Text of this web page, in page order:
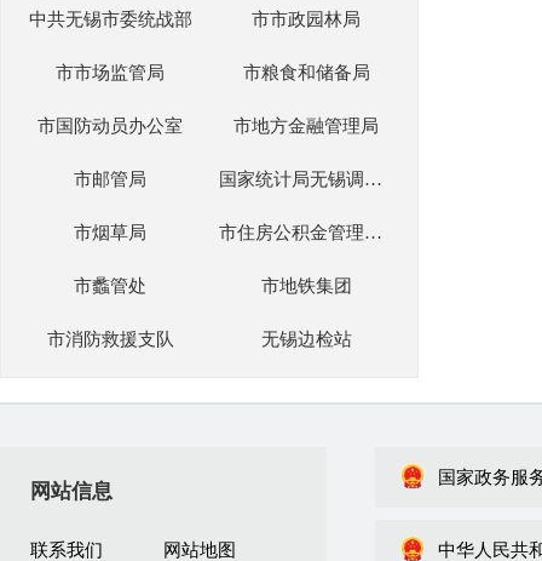
中共无锡市委统战部 市市政园林局
市市场监管局 市粮食和储备局
市国防动员办公室 市地方金融管理局
市邮管局 国家统计局无锡调查队
市烟草局 市住房公积金管理中心
市蠡管处 市地铁集团
市消防救援支队 无锡边检站
网站信息
联系我们 网站地图
国家政务服
中华人民共